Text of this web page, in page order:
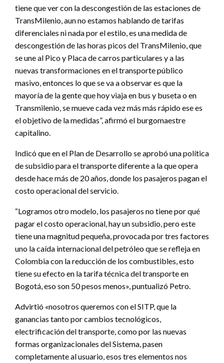
tiene que ver con la descongestión de las estaciones de
TransMilenio, aun no estamos hablando de tarifas
diferenciales ni nada por el estilo, es una medida de
descongestión de las horas picos del TransMilenio, que
se une al Pico y Placa de carros particulares y a las
nuevas transformaciones en el transporte público
masivo, entonces lo que se va a observar es que la
mayoría de la gente que hoy viaja en bus y buseta o en
Transmilenio, se mueve cada vez más más rápido ese es
el objetivo de la medidas”, afirmó el burgomaestre
capitalino.
Indicó que en el Plan de Desarrollo se aprobó una política
de subsidio para el transporte diferente a la que opera
desde hace más de 20 años, donde los pasajeros pagan el
costo operacional del servicio.
“Logramos otro modelo, los pasajeros no tiene por qué
pagar el costo operacional, hay un subsidio, pero este
tiene una magnitud pequeña, provocada por tres factores
uno la caída internacional del petróleo que se refleja en
Colombia con la reducción de los combustibles, esto
tiene su efecto en la tarifa técnica del transporte en
Bogotá, eso son 50 pesos menos», puntualizó Petro.
Advirtió «nosotros queremos con el SITP, que la
ganancias tanto por cambios tecnológicos,
electrificación del transporte, como por las nuevas
formas organizacionales del Sistema, pasen
completamente al usuario, esos tres elementos nos